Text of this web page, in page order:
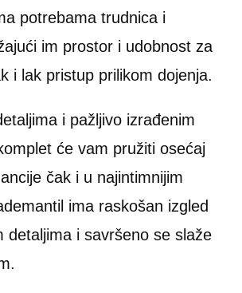
potrebama trudnica i
im prostor i udobnost za
i lak pristup prilikom dojenja.
i pažljivo izrađenim
će vam pružiti osećaj
čak i u najintimnijim
ima raskošan izgled
detaljima i savršeno se slaže